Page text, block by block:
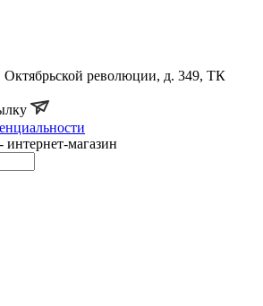
революции, д. 349, ТК
магазин